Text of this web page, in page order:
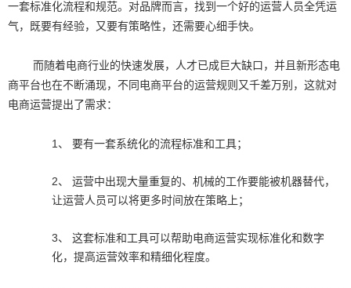
一套标准化流程和规范。对品牌而言，找到一个好的运营人员全凭运
气，既要有经验，又要有策略性，还需要心细手快。
而随着电商行业的快速发展，人才已成巨大缺口，并且新形态电
商平台也在不断涌现，不同电商平台的运营规则又千差万别，这就对
电商运营提出了需求：
1、 要有一套系统化的流程标准和工具；
2、 运营中出现大量重复的、机械的工作要能被机器替代，
让运营人员可以将更多时间放在策略上；
3、 这套标准和工具可以帮助电商运营实现标准化和数字
化，提高运营效率和精细化程度。